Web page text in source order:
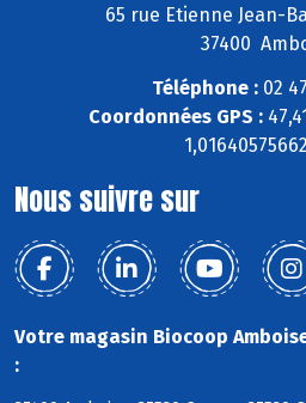
65 rue Etienne Jean-
37400
Téléphone : 02
Coordonnées GPS :
Nous suivre sur
Votre magasin Biocoop
: